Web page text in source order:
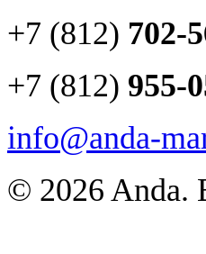
+7 (812) 702-
+7 (812) 955-
info@anda-
© 2026 Anda.